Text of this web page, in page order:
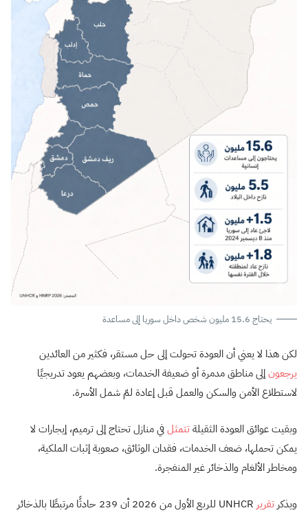
يحتاج 15.6 مليون شخص داخل سوريا إلى مساعدة
لكن هذا لا يعني أن العودة تحولت إلى حل مستقر، فكثير من العائدين
يرجعونإلى مناطق مدمرة أو ضعيفة الخدمات، وبعضهم يعود تدريجيًا
لاستطلاع الأمن والسكن والعمل قبل إعادة لمّ شمل الأسرة.
وبقيت عوائق العودة الثقيلةتتمثلفي منازل تحتاج إلى ترميم، إيجارات لا
يمكن تحملها، ضعف الخدمات، فقدان الوثائق، صعوبة إثبات الملكية،
ومخاطر الألغام والذخائر غير المنفجرة.
ويذكر تقرير
UNHCR للربع الأول من 2026 أن 239 حادثًا مرتبطًا بالذخائر